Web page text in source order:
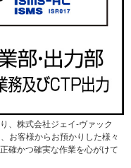
、株式会社ジェイ-ヴァック
お客様からお預かりした様々
確かつ確実な作業を心がけて